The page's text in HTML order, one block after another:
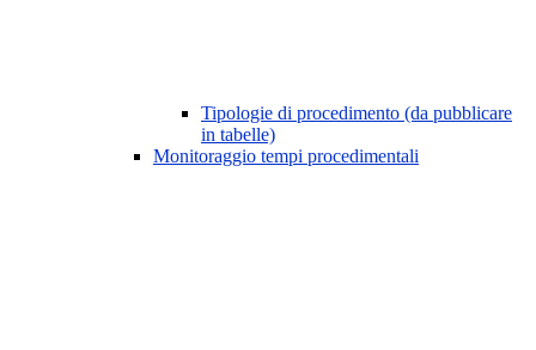
Tipologie di procedimento (da pubblicare
in tabelle)
Monitoraggio tempi procedimentali